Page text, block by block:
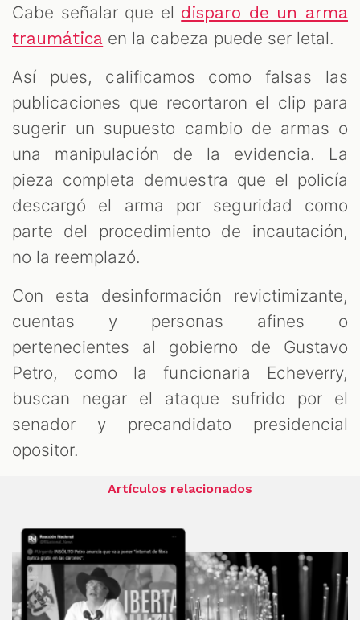
Cabe señalar que el disparo de un arma
traumática en la cabeza puede ser letal.
Así pues, calificamos como falsas las
publicaciones que recortaron el clip para
sugerir un supuesto cambio de armas o
una manipulación de la evidencia. La
pieza completa demuestra que el policía
descargó el arma por seguridad como
parte del procedimiento de incautación,
no la reemplazó.
Con esta desinformación revictimizante,
cuentas y personas afines o
pertenecientes al gobierno de Gustavo
Petro, como la funcionaria Echeverry,
buscan negar el ataque sufrido por el
senador y precandidato presidencial
opositor.
Artículos relacionados